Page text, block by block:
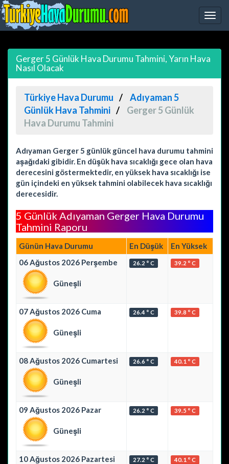
Gerger 5 Günlük Hava Durumu Tahmini, Yarın Hava
Nasıl Olacak
Türkiye Hava Durumu
Adıyaman 5
Günlük Hava Tahmini
Gerger 5 Günlük
Hava Durumu Tahmini
Adıyaman Gerger 5 günlük güncel hava durumu tahmini
aşağıdaki gibidir. En düşük hava sıcaklığı gece olan hava
derecesini göstermektedir, en yüksek hava sıcaklığı ise
gün içindeki en yüksek tahmini olabilecek hava sıcaklığı
derecesidir.
5 Günlük Adıyaman Gerger Hava Durumu
Tahmini Raporu
Günün Hava Durumu En Düşük
En Yüksek
06 Ağustos 2026 Perşembe
Güneşli
26.2 ° C 39.2 ° C
07 Ağustos 2026 Cuma
Güneşli
26.4 ° C 39.8 ° C
08 Ağustos 2026 Cumartesi
Güneşli
26.6 ° C 40.1 ° C
09 Ağustos 2026 Pazar
Güneşli
26.2 ° C 39.5 ° C
10 Ağustos 2026 Pazartesi 27.2 ° C 40.1 ° C